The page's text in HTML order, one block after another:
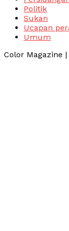
Politik
Sukan
Ucapan
Umum
Color Magazine |